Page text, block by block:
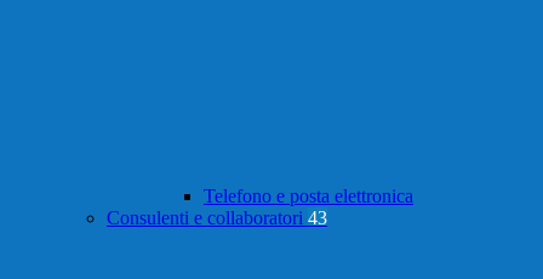
Telefono e posta elettronica
Consulenti e collaboratori 43